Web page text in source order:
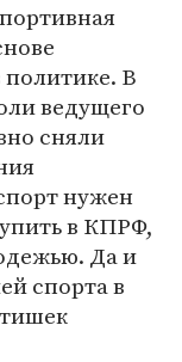
В
ведущего
сняли
нужен
в КПРФ,
Да и
спорта в